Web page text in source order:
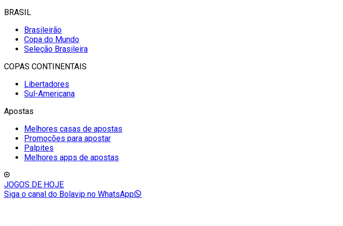
BRASIL
Brasileirão
Copa do Mundo
Seleção Brasileira
COPAS CONTINENTAIS
Libertadores
Sul-Americana
Apostas
Melhores casas de apostas
Promoções para apostar
Palpites
Melhores apps de apostas
JOGOS DE HOJE
Siga o canal do Bolavip no WhatsApp